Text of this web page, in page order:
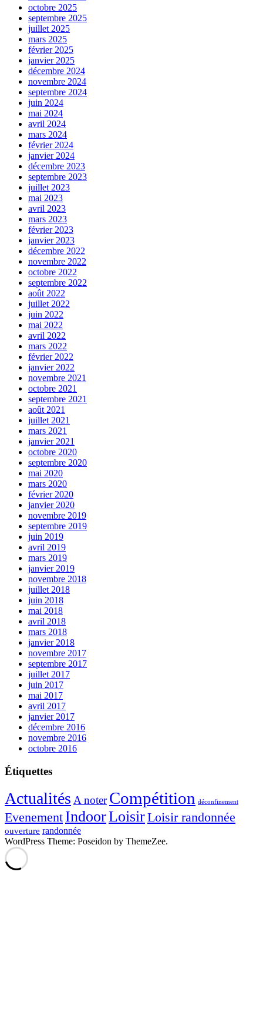
octobre 2025
septembre 2025
juillet 2025
mars 2025
février 2025
janvier 2025
décembre 2024
novembre 2024
septembre 2024
juin 2024
mai 2024
avril 2024
mars 2024
février 2024
janvier 2024
décembre 2023
septembre 2023
juillet 2023
mai 2023
avril 2023
mars 2023
février 2023
janvier 2023
décembre 2022
novembre 2022
octobre 2022
septembre 2022
août 2022
juillet 2022
juin 2022
mai 2022
avril 2022
mars 2022
février 2022
janvier 2022
novembre 2021
octobre 2021
septembre 2021
août 2021
juillet 2021
mars 2021
janvier 2021
octobre 2020
septembre 2020
mai 2020
mars 2020
février 2020
janvier 2020
novembre 2019
septembre 2019
juin 2019
avril 2019
mars 2019
janvier 2019
novembre 2018
juillet 2018
juin 2018
mai 2018
avril 2018
mars 2018
janvier 2018
novembre 2017
septembre 2017
juillet 2017
juin 2017
mai 2017
avril 2017
janvier 2017
décembre 2016
novembre 2016
octobre 2016
Étiquettes
Actualités A noter Compétition déconfinement
Evenement IndoorLoisirLoisir randonnée
ouverture randonnée
WordPress Theme: Poseidon by ThemeZee.